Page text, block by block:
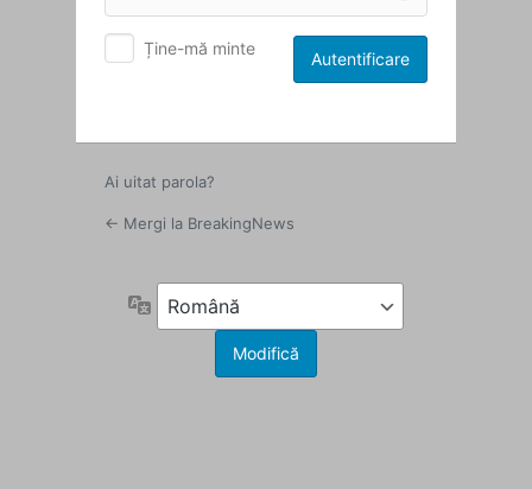
Ține-mă minte
Ai uitat parola?
← Mergi la BreakingNews
Limbă